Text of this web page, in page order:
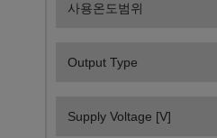
사용온도범위
Output Type
Supply Voltage [V]